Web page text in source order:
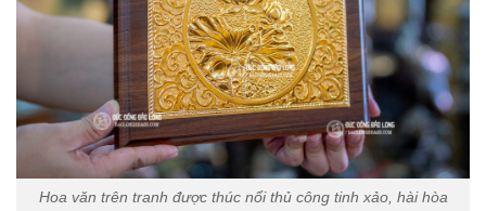
Hoa văn trên tranh được thúc nổi thủ công tinh xảo, hài hòa